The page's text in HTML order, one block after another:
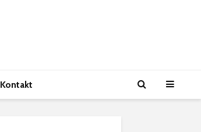
Kontakt